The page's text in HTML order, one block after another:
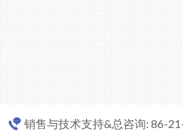
销售与技术支持&总咨询: 86-